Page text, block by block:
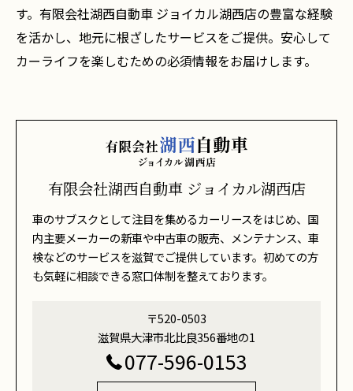
す。有限会社湖西自動車 ジョイカル湖西店の豊富な経験
を活かし、地元に根ざしたサービスをご提供。安心して
カーライフを楽しむための必須情報をお届けします。
有限会社湖西自動車 ジョイカル湖西店
車のサブスクとして注目を集めるカーリースをはじめ、国
内主要メーカーの新車や中古車の販売、メンテナンス、車
検などのサービスを滋賀でご提供しています。初めての方
も気軽に相談できる窓口体制を整えております。
〒520-0503
滋賀県大津市北比良356番地の1
077-596-0153